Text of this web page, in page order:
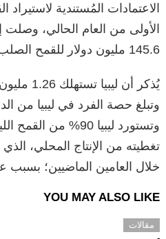
الاعتمادات المُستندية
145.6 مليون دولار للقمح الصلب والباقي للقمح الطري.
يُذكر أن
وتستورد ليبيا 90%
تغطيته من الإنتاج المحلي،
خلال العامين الماضيين؛ بسبب
YOU MAY ALSO LIKE
مقالات